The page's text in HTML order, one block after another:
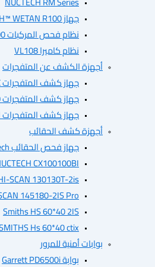
نظام فحص المركبات AT2900
نظام كاميرا VL108
أجهزة الكشف عن المتفجرات
جهاز كشف المتفجرات DETECTRA HX
جهاز كشف المتفجرات E350
جهاز كشف المتفجرات المحمول QS-H150
أجهزة كشف الحقائب
جهاز فحص الحقائب Nuctech
NUCTECH CX100100BI
Smiths HI-SCAN 130130T-2is
Smiths HI-SCAN 145180-2IS Pro
Smiths HS 60*40 2IS
SMITHS Hs 60*40 ctix
بوابات أمنية للمرور